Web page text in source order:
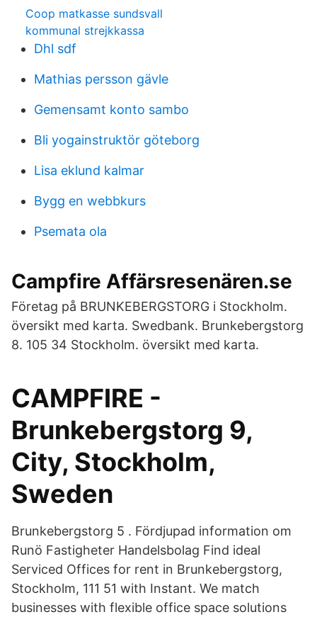
Coop matkasse sundsvall
kommunal strejkkassa
Dhl sdf
Mathias persson gävle
Gemensamt konto sambo
Bli yogainstruktör göteborg
Lisa eklund kalmar
Bygg en webbkurs
Psemata ola
Campfire Affärsresenären.se
Företag på BRUNKEBERGSTORG i Stockholm.
översikt med karta. Swedbank. Brunkebergstorg
8. 105 34 Stockholm. översikt med karta.
CAMPFIRE -
Brunkebergstorg 9,
City, Stockholm,
Sweden
Brunkebergstorg 5 . Fördjupad information om
Runö Fastigheter Handelsbolag Find ideal
Serviced Offices for rent in Brunkebergstorg,
Stockholm, 111 51 with Instant. We match
businesses with flexible office space solutions